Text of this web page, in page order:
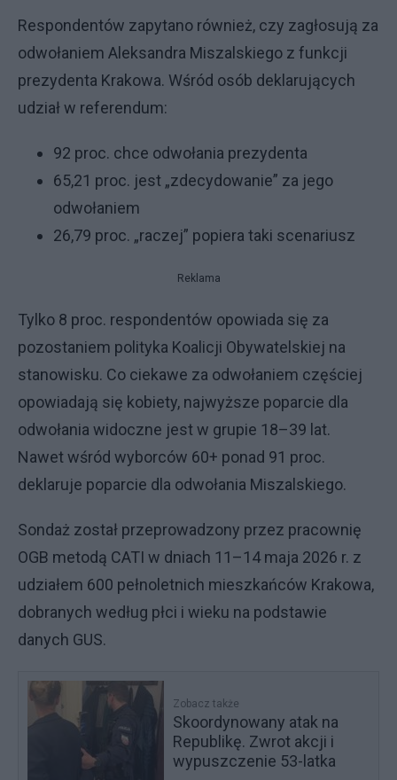
Respondentów zapytano również, czy zagłosują za
odwołaniem Aleksandra Miszalskiego z funkcji
prezydenta Krakowa. Wśród osób deklarujących
udział w referendum:
92 proc. chce odwołania prezydenta
65,21 proc. jest „zdecydowanie” za jego
odwołaniem
26,79 proc. „raczej” popiera taki scenariusz
Reklama
Tylko 8 proc. respondentów opowiada się za
pozostaniem polityka Koalicji Obywatelskiej na
stanowisku. Co ciekawe za odwołaniem częściej
opowiadają się kobiety, najwyższe poparcie dla
odwołania widoczne jest w grupie 18–39 lat.
Nawet wśród wyborców 60+ ponad 91 proc.
deklaruje poparcie dla odwołania Miszalskiego.
Sondaż został przeprowadzony przez pracownię
OGB metodą CATI w dniach 11–14 maja 2026 r. z
udziałem 600 pełnoletnich mieszkańców Krakowa,
dobranych według płci i wieku na podstawie
danych GUS.
Zobacz także
Skoordynowany atak na
Republikę. Zwrot akcji i
wypuszczenie 53-latka